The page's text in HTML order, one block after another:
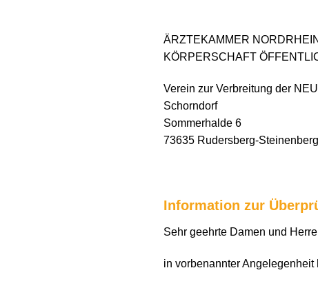
ÄRZTEKAMMER NORDRHEIN
KÖRPERSCHAFT
Verein zur Verbreitung der
Schorndorf
Sommerhalde 6
73635 Rudersberg-Steinenberg
Information zur
Sehr geehrte Damen und
in vorbenannter